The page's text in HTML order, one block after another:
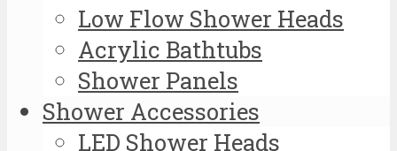
Low Flow Shower Heads
Acrylic Bathtubs
Shower Panels
Shower Accessories
LED Shower Heads